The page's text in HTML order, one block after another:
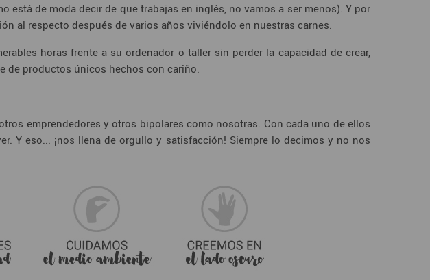
de moda decir de que trabajas en inglés, no vamos a ser menos). Y por
al respecto después de varios años viviéndolo en nuestras carnes.
horas frente a su ordenador o taller sin perder la capacidad de crear,
de productos únicos hechos con cariño.
emprendedores y otros bipolares como nosotras. Con cada uno de ellos
Y eso... ¡nos llena de orgullo y satisfacción! Siempre lo decimos y no nos